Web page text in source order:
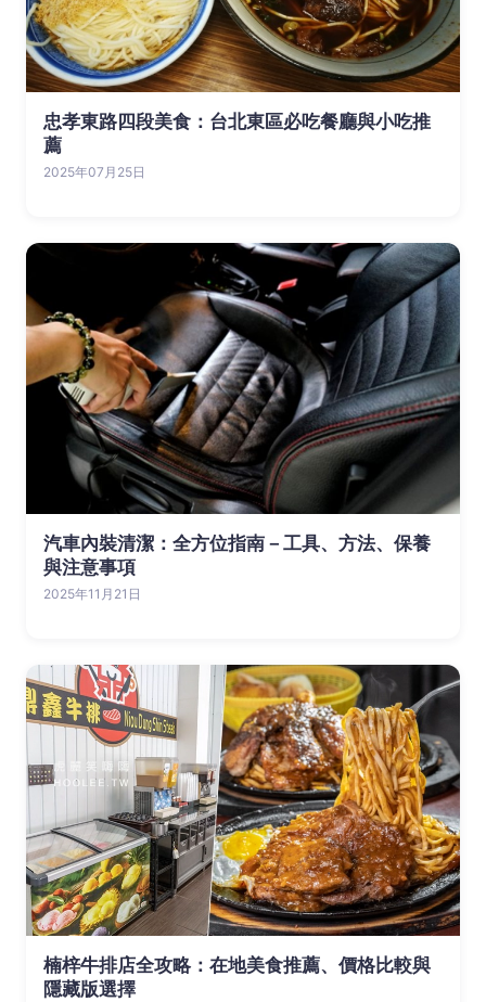
忠孝東路四段美食：台北東區必吃餐廳與小吃推
薦
2025年07月25日
汽車內裝清潔：全方位指南－工具、方法、保養
與注意事項
2025年11月21日
楠梓牛排店全攻略：在地美食推薦、價格比較與
隱藏版選擇